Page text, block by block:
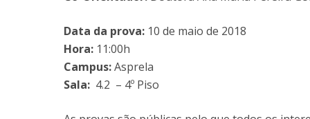
Data da prova: 10 de maio de 2018
Hora: 11:00h
Campus:Asprela
Sala: 4.2 – 4º Piso